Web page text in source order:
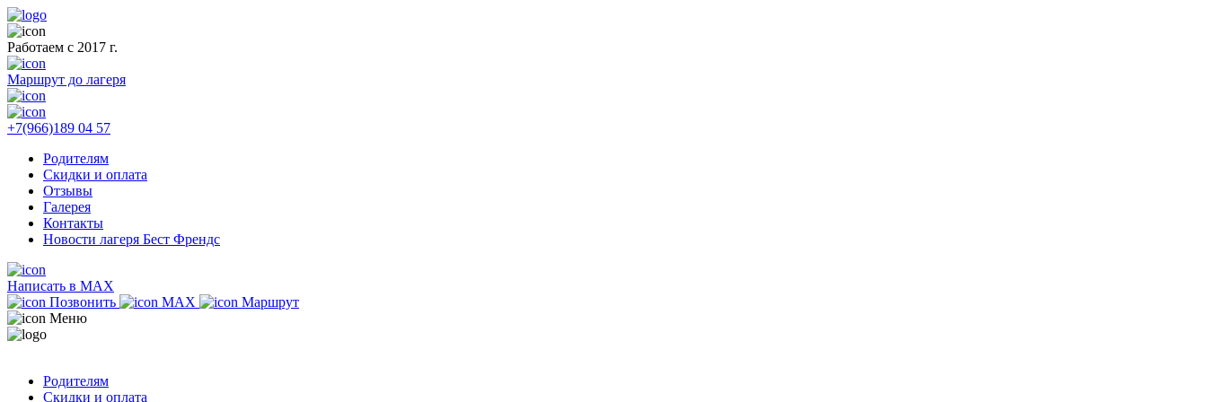
Работаем с 2017 г.
Маршрут до лагеря
+7(966)189 04 57
Родителям
Скидки и оплата
Отзывы
Галерея
Контакты
Новости лагеря Бест Френдс
Написать в MAX
Позвонить
MAX
Маршрут
Меню
Родителям
Скидки и оплата